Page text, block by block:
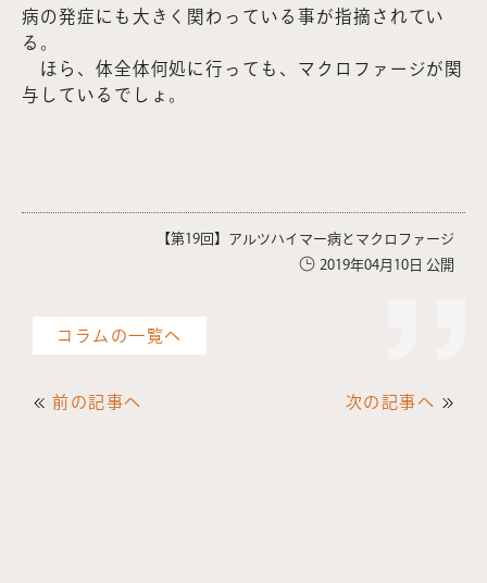
病の発症にも大きく関わっている事が指摘されてい
る。
ほら、体全体何処に行っても、マクロファージが関
与しているでしょ。
【第19回】アルツハイマー病とマクロファージ
2019年04月10日 公開
前の記事へ
コラムの一覧へ
次の記事へ